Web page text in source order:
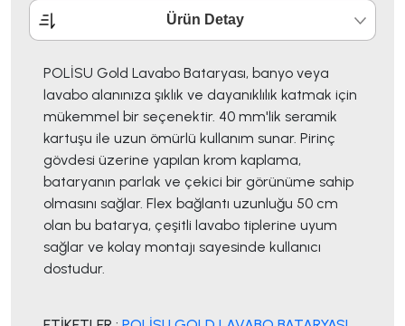
Ürün Detay
POLİSU Gold Lavabo Bataryası, banyo veya
lavabo alanınıza şıklık ve dayanıklılık katmak için
mükemmel bir seçenektir. 40 mm'lik seramik
kartuşu ile uzun ömürlü kullanım sunar. Pirinç
gövdesi üzerine yapılan krom kaplama,
bataryanın parlak ve çekici bir görünüme sahip
olmasını sağlar. Flex bağlantı uzunluğu 50 cm
olan bu batarya, çeşitli lavabo tiplerine uyum
sağlar ve kolay montajı sayesinde kullanıcı
dostudur.